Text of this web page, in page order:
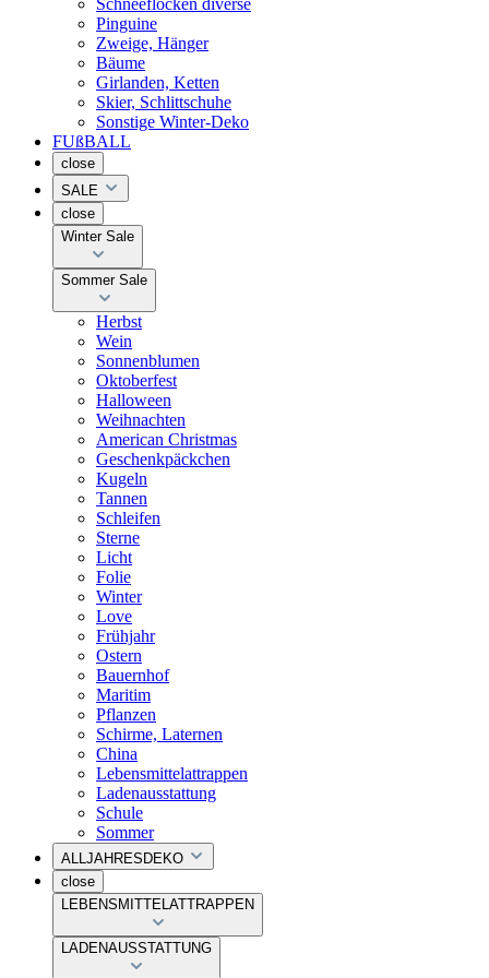
Pinguine
Zweige, Hänger
Bäume
Girlanden, Ketten
Skier, Schlittschuhe
Sonstige Winter-Deko
FUßBALL
close
SALE
close
Winter Sale
Sommer Sale
Herbst
Wein
Sonnenblumen
Oktoberfest
Halloween
Weihnachten
American Christmas
Geschenkpäckchen
Kugeln
Tannen
Schleifen
Sterne
Licht
Folie
Winter
Love
Frühjahr
Ostern
Bauernhof
Maritim
Pflanzen
Schirme, Laternen
China
Lebensmittelattrappen
Ladenausstattung
Schule
Sommer
ALLJAHRESDEKO
close
LEBENSMITTELATTRAPPEN
LADENAUSSTATTUNG